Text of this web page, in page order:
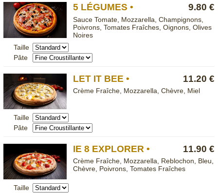
9.80 €
5 LÉGUMES •
Sauce Tomate, Mozzarella, Champignons,
Poivrons, Tomates Fraîches, Oignons, Olives
Noires
Taille
Pâte
11.20 €
LET IT BEE •
Crème Fraîche, Mozzarella, Chèvre, Miel
Taille
Pâte
11.90 €
IE 8 EXPLORER •
Crème Fraîche, Mozzarella, Reblochon, Bleu,
Chèvre, Poivrons, Tomates Fraîches
Taille